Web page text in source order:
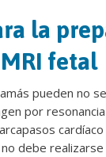
la
fetal
pueden no
por
debe